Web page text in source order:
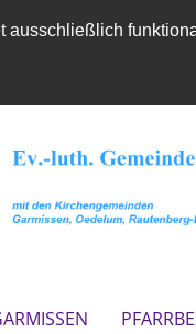
ausschließlich